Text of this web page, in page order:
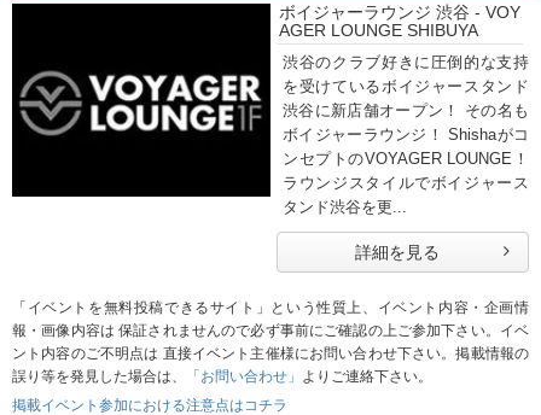
ボイジャーラウンジ 渋谷 - VOY
AGER LOUNGE SHIBUYA
渋谷のクラブ好きに圧倒的な支持
を受けているボイジャースタンド
渋谷に新店舗オープン！ その名も
ボイジャーラウンジ！ Shishaがコ
ンセプトのVOYAGER LOUNGE！
ラウンジスタイルでボイジャース
タンド渋谷を更...
詳細を見る
「イベントを無料投稿できるサイト」という性質上、イベント内容・企画情
報・画像内容は 保証されませんので必ず事前にご確認の上ご参加下さい。イベ
ント内容のご不明点は 直接イベント主催様にお問い合わせ下さい。掲載情報の
誤り等を発見した場合は、
「お問い合わせ」 よりご連絡下さい。
掲載イベント参加における注意点はコチラ